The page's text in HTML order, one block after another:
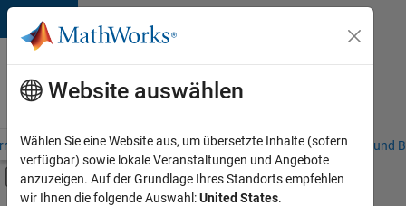
Weiter zum Inhalt
Karriere
bei
MathWorks
– Übersicht Stellensuche Niederlassungen Studierende und
Umschaltung für Off-Canvas-
Hauptinhalt
Website auswählen
Wählen Sie eine Website aus, um übersetzte Inhalte (sofern
verfügbar) sowie lokale Veranstaltungen und Angebote
anzuzeigen. Auf der Grundlage Ihres Standorts empfehlen
wir Ihnen die folgende Auswahl:United States.